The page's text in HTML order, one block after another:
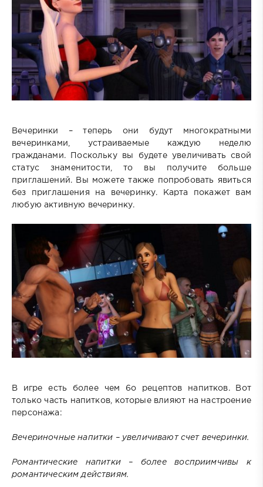
Вечеринки – теперь они будут многократными
вечеринками, устраиваемые каждую неделю
гражданами. Поскольку вы будете увеличивать свой
статус знаменитости, то вы получите больше
приглашений. Вы можете также попробовать явиться
без приглашения на вечеринку. Карта покажет вам
любую активную вечеринку.
В игре есть более чем 6о рецептов напитков. Вот
только часть напитков, которые влияют на настроение
персонажа:
Вечериночные напитки – увеличивают счет вечеринки.
Романтические напитки – более восприимчивы к
романтическим действиям.